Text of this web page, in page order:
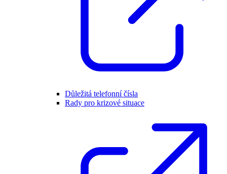
Důležitá telefonní čísla
Rady pro krizové situace